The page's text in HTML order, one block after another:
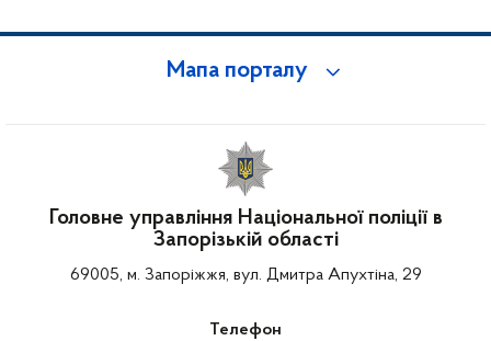
Мапа порталу
Головне управління Національної поліції в
Запорізькій області
69005, м. Запоріжжя, вул. Дмитра Апухтіна, 29
Телефон